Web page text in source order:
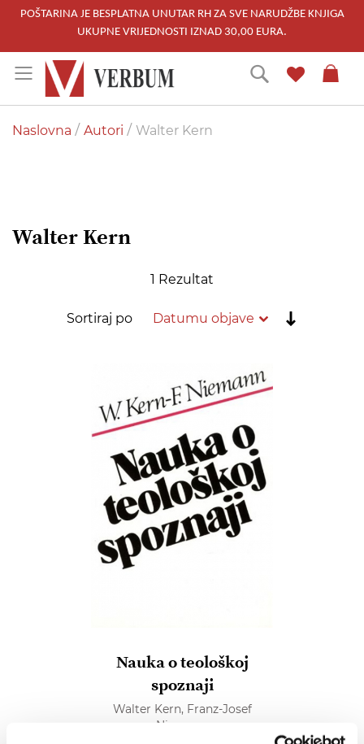
POŠTARINA JE BESPLATNA UNUTAR RH ZA SVE NARUDŽBE KNJIGA
UKUPNE VRIJEDNOSTI IZNAD 30,00 EURA.
to
Content
Traži
Naslovna Autori Walter Kern
Walter Kern
1 Rezultat
Sortiraj po
Nauka o teološkoj
spoznaji
Walter Kern, Franz-Josef
Niemann